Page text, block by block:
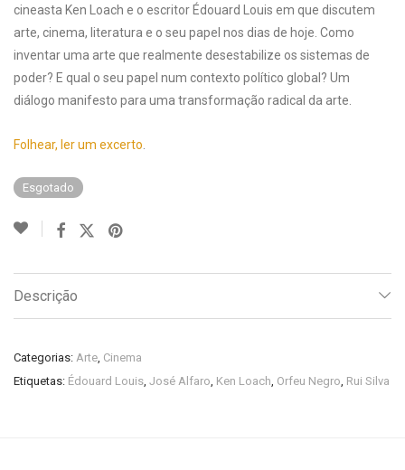
cineasta Ken Loach e o escritor Édouard Louis em que discutem
arte, cinema, literatura e o seu papel nos dias de hoje. Como
inventar uma arte que realmente desestabilize os sistemas de
poder? E qual o seu papel num contexto político global? Um
diálogo manifesto para uma transformação radical da arte.
Folhear, ler um excerto
Esgotado
Descrição
Categorias: Arte, Cinema
Etiquetas: Édouard Louis, José Alfaro, Ken Loach, Orfeu Negro, Rui Silva